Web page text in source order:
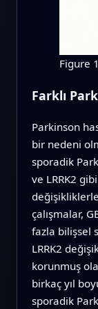
Figure
Farklı
Parkinson
bir nedeni
sporadik
ve LRRK2
çalışmalar,
fazla bilişsel
LRRK2
korunmuş
birkaç yıl
sporadik